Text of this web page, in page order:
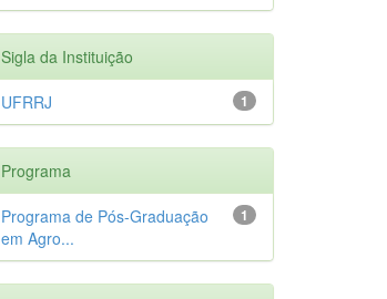
Sigla da Instituição
1
UFRRJ
Programa
1
Programa de Pós-Graduação
em Agro...